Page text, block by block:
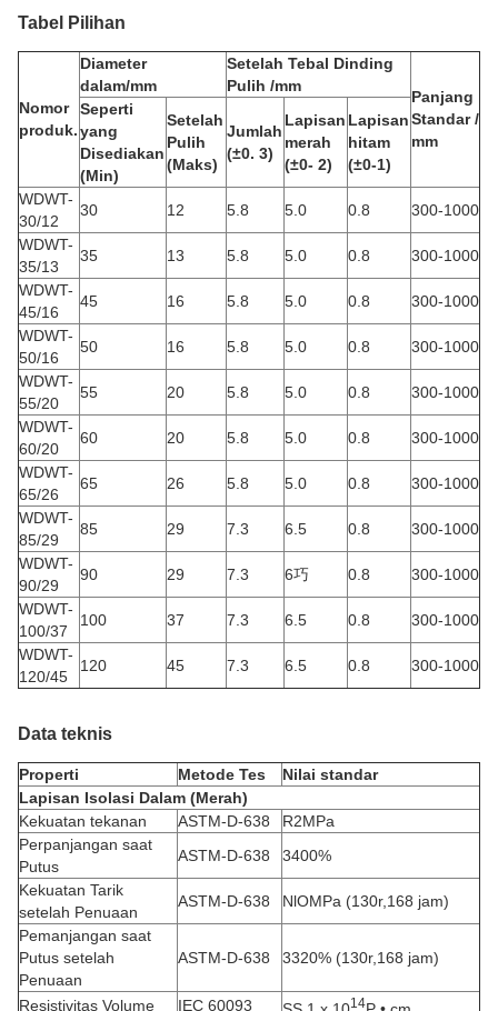
Tabel Pilihan
Nomor
produk.
Diameter
dalam/mm
Setelah Tebal Dinding
Pulih /mm
Panjang
Standar /
mm
Seperti
yang
Disediakan
(Min)
Setelah
Pulih
(Maks)
Jumlah
(±0. 3)
Lapisan
merah
(±0- 2)
Lapisan
hitam
(±0-1)
WDWT-
30/12
30 12 5.8 5.0 0.8
300-1000
WDWT-
35/13
35 13 5.8 5.0 0.8
300-1000
WDWT-
45/16
45 16 5.8 5.0 0.8
300-1000
WDWT-
50/16
50 16 5.8 5.0 0.8
300-1000
WDWT-
55/20
55 20 5.8 5.0 0.8
300-1000
WDWT-
60/20
60 20 5.8 5.0 0.8
300-1000
WDWT-
65/26
65 26 5.8 5.0 0.8
300-1000
WDWT-
85/29
85 29 7.3 6.5 0.8
300-1000
WDWT-
90/29
90 29 7.3 6巧 0.8
300-1000
WDWT-
100/37
100 37 7.3 6.5 0.8
300-1000
WDWT-
120/45
120 45 7.3 6.5 0.8 300-1000
Data teknis
Properti Metode Tes
Nilai standar
Lapisan Isolasi Dalam (Merah)
Kekuatan tekanan
ASTM-D-638
R2MPa
Perpanjangan saat
Putus
ASTM-D-638
3400%
Kekuatan Tarik
setelah Penuaan
ASTM-D-638
NlOMPa (130r,168 jam)
Pemanjangan saat
Putus setelah
Penuaan
ASTM-D-638 3320% (130r,168 jam)
Resistivitas Volume IEC 60093 14